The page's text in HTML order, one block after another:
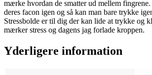
mærke hvordan de smatter ud mellem
deres facon igen og så kan man bare trykke
Stressbolde er til dig der kan lide at trykke og
mærker stress og dagens jag forlade kroppen.
Yderligere information